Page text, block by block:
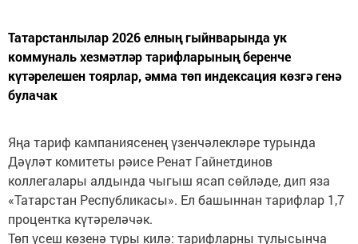
Татарстанлылар 2026 елның гыйнварында ук
коммуналь хезмәтләр тарифларының беренче
күтәрелешен тоярлар, әмма төп индексация көзгә генә
булачак
Яңа тариф кампаниясенең үзенчәлекләре турында
Дәүләт комитеты рәисе Ренат Гайнетдинов
коллегалары алдында чыгыш ясап сөйләде, дип яза
«Татарстан Республикасы». Ел башыннан тарифлар 1,7
процентка күтәреләчәк.
Төп үсеш көзенә туры килә: тарифларны тулысынча